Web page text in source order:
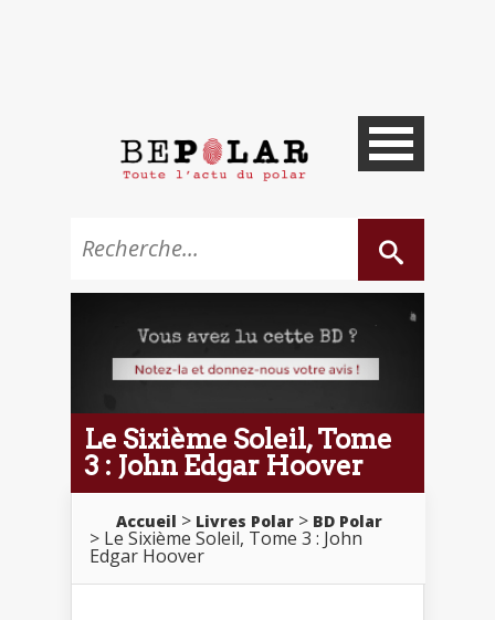
Le Sixième Soleil, Tome
3 : John Edgar Hoover
Accueil Livres Polar BD Polar
Le Sixième Soleil, Tome 3 : John
Edgar Hoover